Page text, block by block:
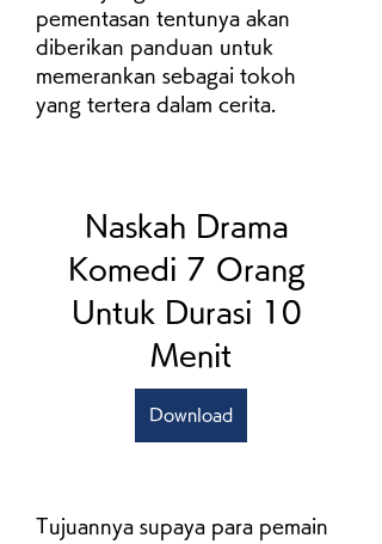
pementasan tentunya akan
diberikan panduan untuk
memerankan sebagai tokoh
yang tertera dalam cerita.
Naskah Drama
Komedi 7 Orang
Untuk Durasi 10
Menit
Download
Tujuannya supaya para pemain